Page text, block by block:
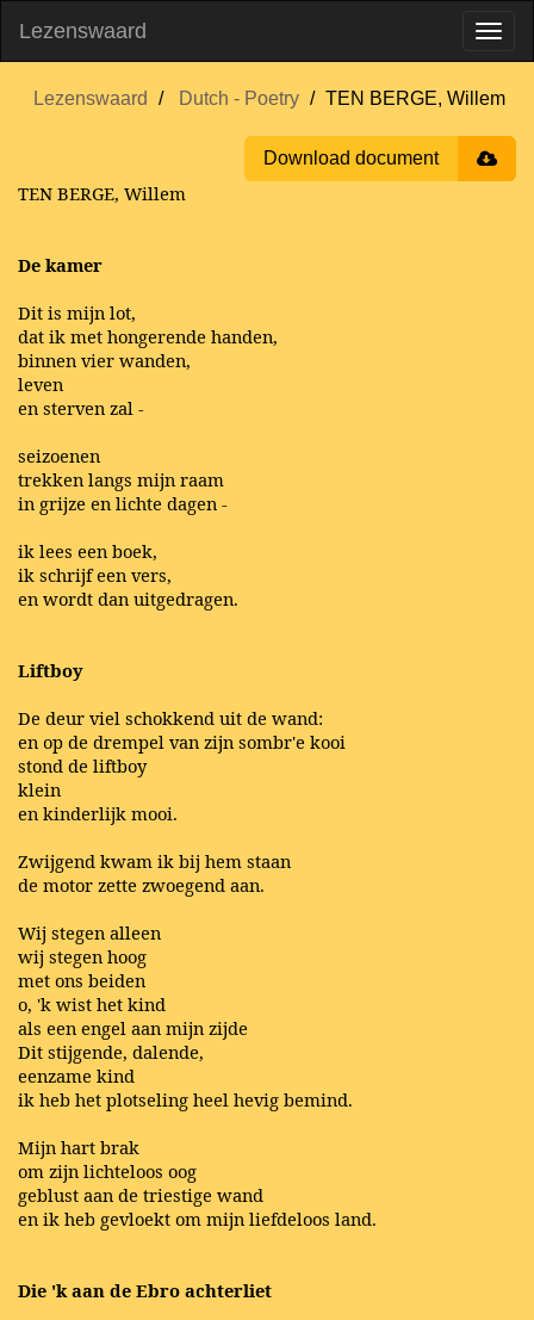
Lezenswaard
Lezenswaard Dutch - Poetry TEN BERGE, Willem
Download document
TEN BERGE, Willem
De kamer
Dit is mijn lot,
dat ik met hongerende handen,
binnen vier wanden,
leven
en sterven zal -
seizoenen
trekken langs mijn raam
in grijze en lichte dagen -
ik lees een boek,
ik schrijf een vers,
en wordt dan uitgedragen.
Liftboy
De deur viel schokkend uit de wand:
en op de drempel van zijn sombr'e kooi
stond de liftboy
klein
en kinderlijk mooi.
Zwijgend kwam ik bij hem staan
de motor zette zwoegend aan.
Wij stegen alleen
wij stegen hoog
met ons beiden
o, 'k wist het kind
als een engel aan mijn zijde
Dit stijgende, dalende,
eenzame kind
ik heb het plotseling heel hevig bemind.
Mijn hart brak
om zijn lichteloos oog
geblust aan de triestige wand
en ik heb gevloekt om mijn liefdeloos land.
Die 'k aan de Ebro achterliet